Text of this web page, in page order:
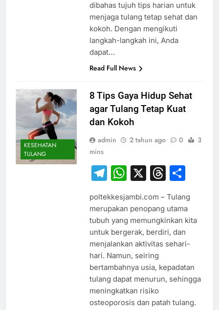
dibahas tujuh tips harian untuk
menjaga tulang tetap sehat dan
kokoh. Dengan mengikuti
langkah-langkah ini, Anda
dapat…
Read Full News
KESEHATAN
TULANG
8 Tips Gaya Hidup Sehat
agar Tulang Tetap Kuat
dan Kokoh
admin 2 tahun ago 0
3
mins
Telegram
WhatsApp
X
poltekkesjambi.com – Tulang
merupakan penopang utama
tubuh yang memungkinkan kita
untuk bergerak, berdiri, dan
menjalankan aktivitas sehari-
hari. Namun, seiring
bertambahnya usia, kepadatan
tulang dapat menurun, sehingga
meningkatkan risiko
osteoporosis dan patah tulang.